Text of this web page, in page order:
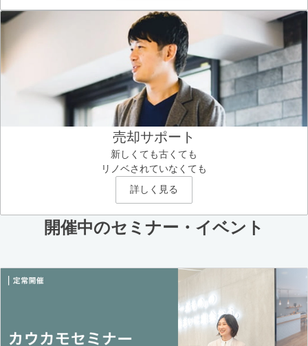
売却サポート
新しくても古くても
リノベされていなくても
詳しく見る
開催中のセミナー・イベント